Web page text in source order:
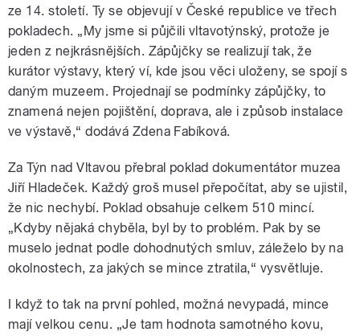
ze 14. století. Ty se objevují v České republice ve třech
pokladech. „My jsme si půjčili vltavotýnský, protože je
jeden z nejkrásnějších. Zápůjčky se realizují tak, že
kurátor výstavy, který ví, kde jsou věci uloženy, se spojí s
daným muzeem. Projednají se podmínky zápůjčky, to
znamená nejen pojištění, doprava, ale i způsob instalace
ve výstavě,“ dodává Zdena Fabíková.
Za Týn nad Vltavou přebral poklad dokumentátor muzea
Jiří Hladeček. Každý groš musel přepočítat, aby se ujistil,
že nic nechybí. Poklad obsahuje celkem 510 mincí.
„Kdyby nějaká chyběla, byl by to problém. Pak by se
muselo jednat podle dohodnutých smluv, záleželo by na
okolnostech, za jakých se mince ztratila,“ vysvětluje.
I když to tak na první pohled, možná nevypadá, mince
mají velkou cenu. „Je tam hodnota samotného kovu,